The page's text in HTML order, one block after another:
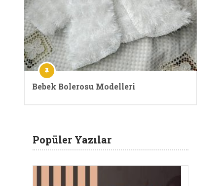
Bebek Bolerosu Modelleri
Popüler Yazılar